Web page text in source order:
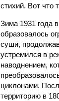
стихий. Вот что
Зима 1931 года
образовалось
суши,
устремился в
наводнением,
циклонами.
территорию в